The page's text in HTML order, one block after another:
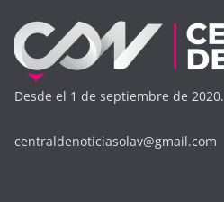
Desde el 1 de septiembre de 2020.
centraldenoticiasolav@gmail.com